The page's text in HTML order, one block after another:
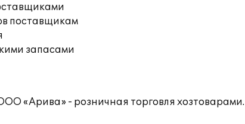
поставщикам
запасами
«Арива» - розничная торговля хозтоварами.